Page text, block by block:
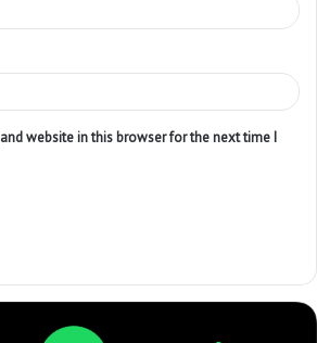
website in this browser for the next time I